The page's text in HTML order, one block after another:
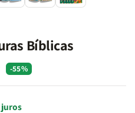
Bíblicas
-55%
juros